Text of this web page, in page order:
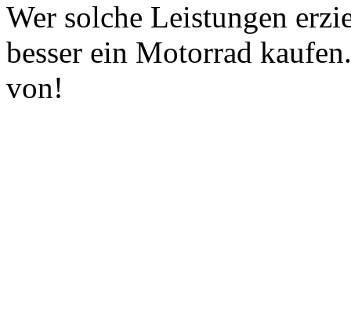
Wer solche Leistungen
besser ein Motorrad
von!